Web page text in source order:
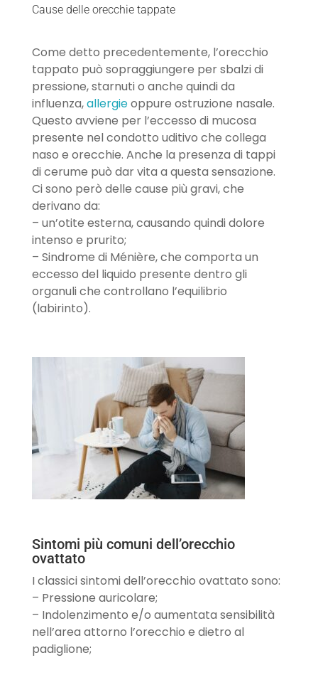
Cause delle orecchie tappate
Come detto precedentemente, l’orecchio
tappato può sopraggiungere per sbalzi di
pressione, starnuti o anche quindi da
influenza,allergieoppure ostruzione nasale.
Questo avviene per l’eccesso di mucosa
presente nel condotto uditivo che collega
naso e orecchie. Anche la presenza di tappi
di cerume può dar vita a questa sensazione.
Ci sono però delle cause più gravi, che
derivano da:
– un’otite esterna, causando quindi dolore
intenso e prurito;
– Sindrome di Ménière, che comporta un
eccesso del liquido presente dentro gli
organuli che controllano l’equilibrio
(labirinto).
Sintomi più comuni dell’orecchio
ovattato
I classici sintomi dell’orecchio ovattato sono:
– Pressione auricolare;
– Indolenzimento e/o aumentata sensibilità
nell’area attorno l’orecchio e dietro al
padiglione;